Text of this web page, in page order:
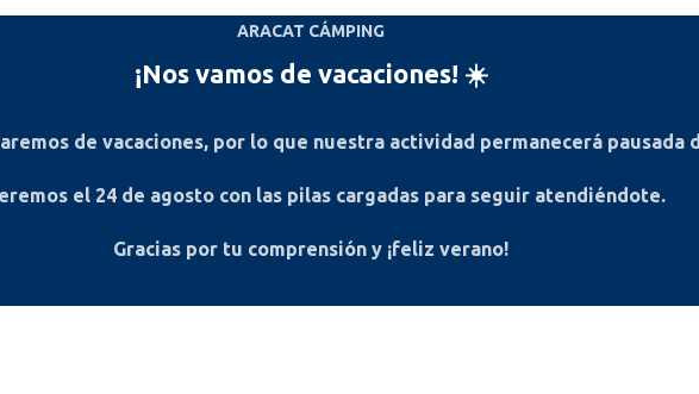
ARACAT CÁMPING
¡Nos vamos de vacaciones! ☀️
de vacaciones, por lo que nuestra actividad permanecerá pausada
el 24 de agosto con las pilas cargadas para seguir atendiéndote.
Gracias por tu comprensión y ¡feliz verano!